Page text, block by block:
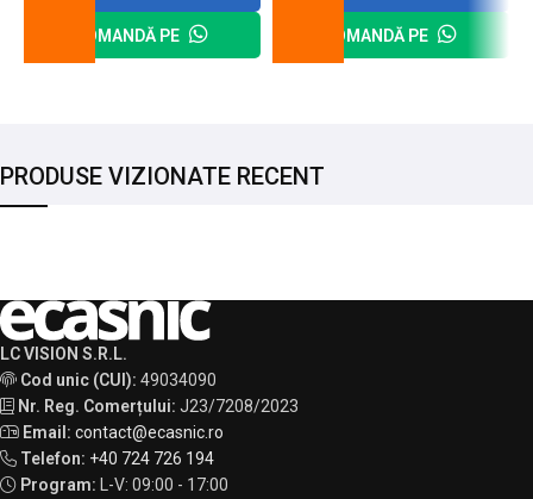
COMANDĂ PE COMANDĂ PE
PRODUSE VIZIONATE RECENT
LC VISION S.R.L.
Cod unic (CUI): 49034090
Nr. Reg. Comerțului: J23/7208/2023
Email: contact@ecasnic.ro
Telefon: +40 724 726 194
Program:
L-V: 09:00 - 17:00